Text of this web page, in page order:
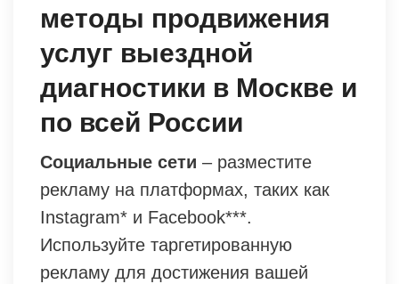
методы продвижения
услуг выездной
диагностики в Москве и
по всей России
Социальные сети – разместите
рекламу на платформах, таких как
Instagram* и Facebook***.
Используйте таргетированную
рекламу для достижения вашей